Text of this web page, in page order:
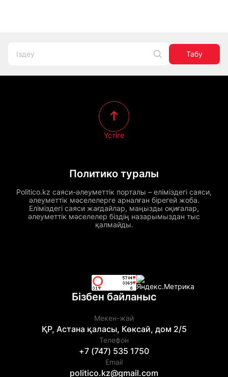
Табу
Политико туралы
Politico.kz саяси-әлеуметтік порталы – еліміздегі саяси,
әлеуметтік мәселелерге арналған бірегей жоба.
Еліміздегі саяси жағдайлар, маңызды оқиғалар,
әлеуметтік мәселелер біздің назарымыздан тыс
қалмайды.
Үстіге
Бізбен байланыс
Мекен-жай
ҚР, Астана қаласы, Көксай, дом 2/5
Телефон
+7 (747) 535 1750
Email
politico.kz@gmail.com